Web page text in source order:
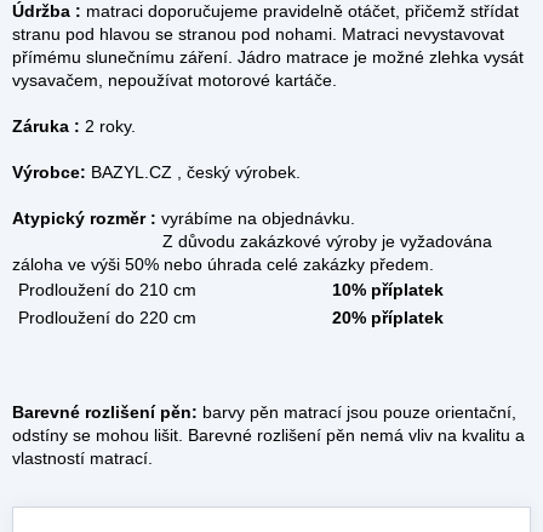
Údržba : matraci doporučujeme pravidelně otáčet, přičemž střídat
stranu pod hlavou se stranou pod nohami. Matraci nevystavovat
přímému slunečnímu záření. Jádro matrace je možné zlehka vysát
vysavačem, nepoužívat motorové kartáče.
Záruka : 2 roky.
Výrobce: BAZYL.CZ , český výrobek.
Atypický rozměr : vyrábíme na objednávku.
Z důvodu zakázkové výroby je vyžadována
záloha ve výši 50% nebo úhrada celé zakázky předem.
Prodloužení do 210 cm
10% příplatek
Prodloužení do 220 cm
20% příplatek
Barevné rozlišení pěn: barvy pěn matrací jsou pouze orientační,
odstíny se mohou lišit. Barevné rozlišení pěn nemá vliv na kvalitu a
vlastností matrací.